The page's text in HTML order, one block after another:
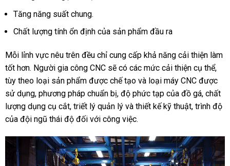
Tăng năng suất chung.
Chất lượng tính ổn định của sản phẩm đầu ra
Mỗi lỉnh vực nêu trên đều chỉ cung cấp khả năng cải thiện làm
tốt hơn. Người gia công CNC sẽ có các mức cải thiện cụ thể,
tùy theo loại sản phẩm được chế tạo và loại máy CNC được
sử dụng, phương pháp chuẩn bị, độ phức tạp của đồ gá, chất
lượng dụng cụ cắt, triết lý quản lý và thiết kế kỹ thuật, trình độ
của đội ngũ thái độ đối với công việc.